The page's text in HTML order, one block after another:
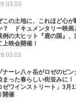
この土地に、これほど心が
？ ドキュメンタリー映画
例の大ヒット『鹿の国』、
上映会開催！
ナーレ八ヶ岳がロゼのピン
まった春らしい街並みに！
ゼワインストリート」3月
開催